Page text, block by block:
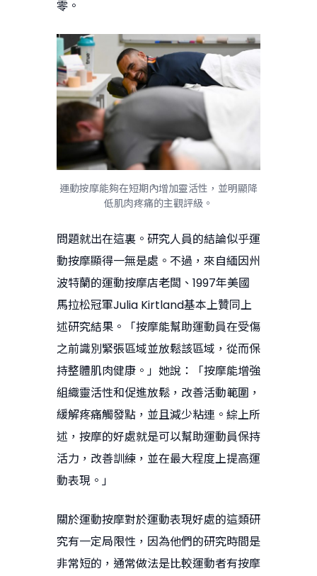
零。
運動按摩能夠在短期內增加靈活性，並明顯降
低肌肉疼痛的主觀評級。
問題就出在這裏。研究人員的結論似乎運
動按摩顯得一無是處。不過，來自緬因州
波特蘭的運動按摩店老闆、1997年美國
馬拉松冠軍Julia Kirtland基本上贊同上
述研究結果。「按摩能幫助運動員在受傷
之前識別緊張區域並放鬆該區域，從而保
持整體肌肉健康。」她說：「按摩能增強
組織靈活性和促進放鬆，改善活動範圍，
緩解疼痛觸發點，並且減少粘連。綜上所
述，按摩的好處就是可以幫助運動員保持
活力，改善訓練，並在最大程度上提高運
動表現。」
關於運動按摩對於運動表現好處的這類研
究有一定局限性，因為他們的研究時間是
非常短的，通常做法是比較運動者有按摩